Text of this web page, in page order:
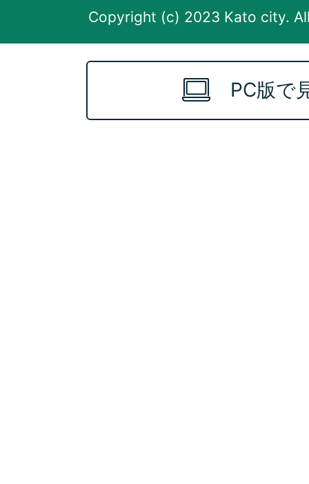
Copyright (c) 2023 Kato city.
PC版で